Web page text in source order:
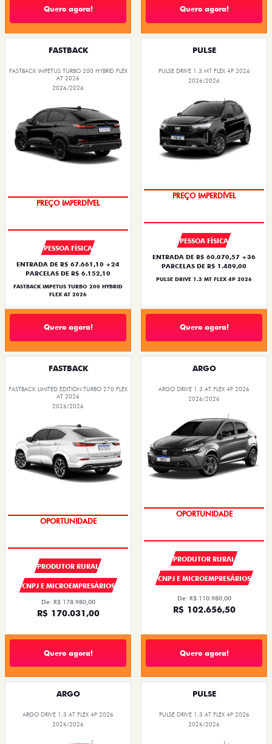
Quero agora! Quero agora!
FASTBACK
FASTBACK IMPETUS TURBO 200 HYBRID FLEX
AT 2026
2026/2026
PESSOA FÍSICA
ENTRADA DE R$ 67.661,10 +24
PARCELAS DE R$ 6.152,10
FASTBACK IMPETUS TURBO 200 HYBRID
FLEX AT 2026
Quero agora!
PULSE
PULSE DRIVE 1.3 MT FLEX 4P 2026
2026/2026
OPORTUNIDADE
PESSOA FÍSICA
ENTRADA DE R$ 60.070,57 +36
PARCELAS DE R$ 1.489,00
PULSE DRIVE 1.3 MT FLEX 4P 2026
Quero agora!
FASTBACK
FASTBACK LIMITED EDITION TURBO 270 FLEX
AT 2026
2026/2026
PRODUTOR RURAL
CNPJ E MICROEMPRESÁRIOS
De: R$ 178.980,00
R$ 170.031,00
Quero agora!
ARGO
ARGO DRIVE 1.3 AT FLEX 4P 2026
2026/2026
PRODUTOR RURAL
CNPJ E MICROEMPRESÁRIOS
De: R$ 110.980,00
R$ 102.656,50
Quero agora!
ARGO
ARGO DRIVE 1.3 AT FLEX 4P 2026
2026/2026
PULSE
PULSE DRIVE 1.3 AT FLEX 4P 2026
2026/2026